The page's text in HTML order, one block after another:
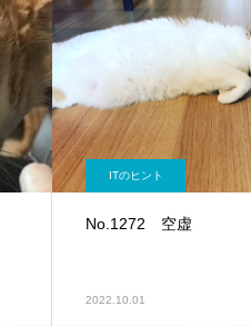
ITのヒント
No.1272 空虚
2022.10.01